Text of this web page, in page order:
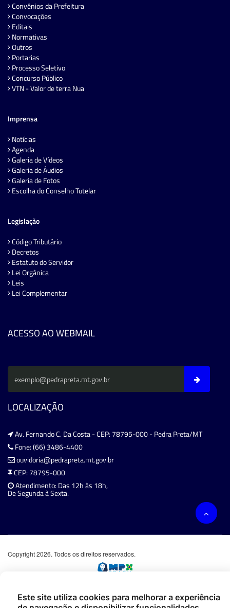
Convênios da Prefeitura
Convocações
Editais
Normativas
Outros
Portarias
Processo Seletivo
Concurso Público
VTN - Valor de terra Nua
Imprensa
Notícias
Agenda
Galeria de Vídeos
Galeria de Áudios
Galeria de Fotos
Escolha do Conselho Tutelar
Legislação
Código Tributário
Decretos
Estatuto do Servidor
Lei Orgânica
Leis
Lei Complementar
ACESSO AO WEBMAIL
LOCALIZAÇÃO
Av. Fernando C. Da Costa - CEP: 78795-000 - Pedra Preta/MT
Fone: (66) 3486-4400
ouvidoria@pedrapreta.mt.gov.br
CEP: 78795-000
Atendimento: Das 12h às 18h,
De Segunda à Sexta.
Copyright 2026. Todos os direitos reservados.
Este site utiliza cookies para melhorar a experiência